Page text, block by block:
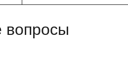
вопросы